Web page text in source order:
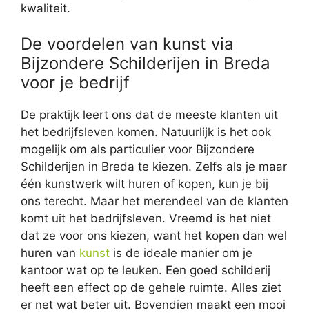
kwaliteit.
De voordelen van kunst via
Bijzondere Schilderijen in Breda
voor je bedrijf
De praktijk leert ons dat de meeste klanten uit
het bedrijfsleven komen. Natuurlijk is het ook
mogelijk om als particulier voor Bijzondere
Schilderijen in Breda te kiezen. Zelfs als je maar
één kunstwerk wilt huren of kopen, kun je bij
ons terecht. Maar het merendeel van de klanten
komt uit het bedrijfsleven. Vreemd is het niet
dat ze voor ons kiezen, want het kopen dan wel
huren van kunst is de ideale manier om je
kantoor wat op te leuken. Een goed schilderij
heeft een effect op de gehele ruimte. Alles ziet
er net wat beter uit. Bovendien maakt een mooi